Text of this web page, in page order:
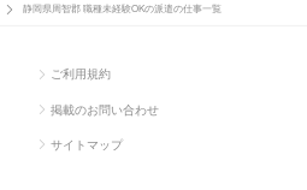
静岡県周智郡 職種未経験OKの派遣の仕事一覧
ご利用規約
掲載のお問い合わせ
サイトマップ